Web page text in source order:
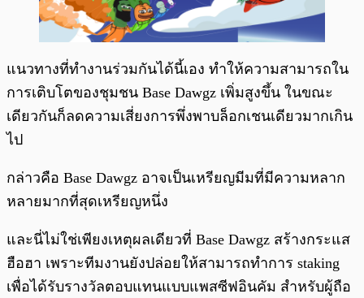
แนวทางที่ทำงานร่วมกันได้นี้เอง ทำให้ความสามารถใน
การเติบโตของชุมชน Base Dawgz เพิ่มสูงขึ้น ในขณะ
เดียวกันก็ลดความเสี่ยงการพึ่งพาบล็อกเชนเดียวมากเกิน
ไป
กล่าวคือ Base Dawgz อาจเป็นเหรียญมีมที่มีความหลาก
หลายมากที่สุดเหรียญหนึ่ง
และนี่ไม่ใช่เพียงเหตุผลเดียวที่ Base Dawgz สร้างกระแส
ฮือฮา เพราะทีมงานยังปล่อยให้สามารถทำการ staking
เพื่อได้รับรางวัลตอบแทนแบบแพสซีฟอินคัม สำหรับผู้ถือ